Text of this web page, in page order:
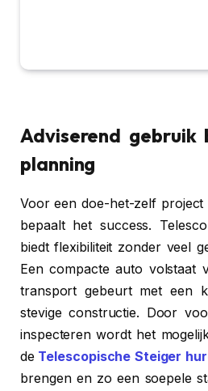
Adviserend gebruik
planning
Voor een doe-het-zelf project
bepaalt het success.
biedt flexibiliteit zonder veel
Een compacte auto volstaat
transport gebeurt met een
stevige constructie. Door
inspecteren wordt het
de Telescopische Steiger
brengen en zo een soepele